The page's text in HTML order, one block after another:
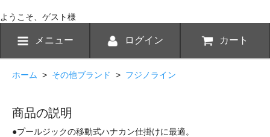
ようこそ、ゲスト様
メニュー ログイン カート
ホーム > その他ブランド > フジノライン
商品の説明
●プールジックの移動式ハナカン仕掛けに最適。